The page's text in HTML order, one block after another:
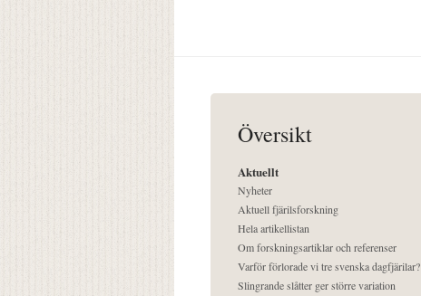
Översikt
Aktuellt
Nyheter
Aktuell fjärilsforskning
Hela artikellistan
Om forskningsartiklar och referenser
Varför förlorade vi tre svenska dagfjärilar?
Slingrande slåtter ger större variation